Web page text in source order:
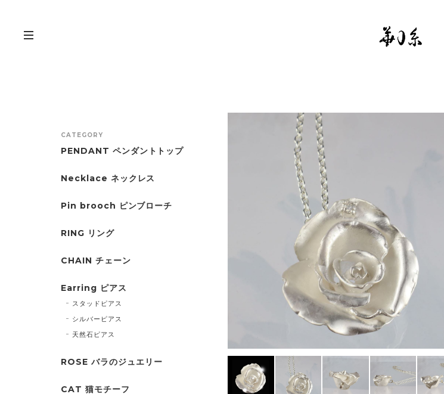
CATEGORY
PENDANT ペンダントトップ
Necklace ネックレス
Pin brooch ピンブローチ
RING リング
CHAIN チェーン
Earring ピアス
スタッドピアス
シルバーピアス
天然石ピアス
ROSE バラのジュエリー
CAT 猫モチーフ